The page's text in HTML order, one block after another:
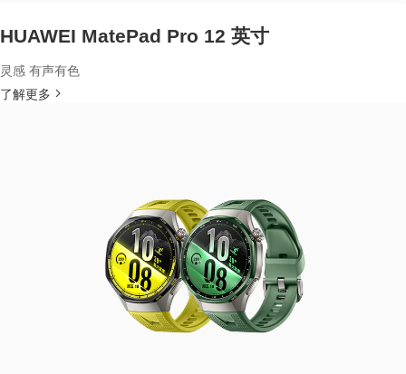
HUAWEI MatePad Pro 12 英寸
灵感 有声有色
了解更多